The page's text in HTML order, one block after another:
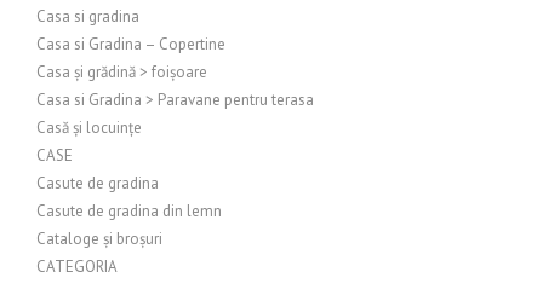
Casa si gradina
Casa si Gradina – Copertine
Casa și grădină > foișoare
Casa si Gradina > Paravane pentru terasa
Casă și locuințe
CASE
Casute de gradina
Casute de gradina din lemn
Cataloge și broșuri
CATEGORIA